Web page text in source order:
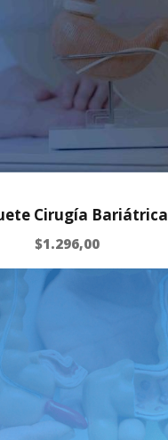
Cirugía Bariátrica
$1.296,00